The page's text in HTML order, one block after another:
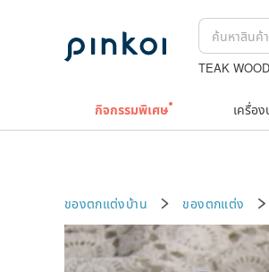
TEAK WOOD
กิจกรรมพิเศษ เครื่อ
ของตกแต่งบ้าน ของตกแต่ง